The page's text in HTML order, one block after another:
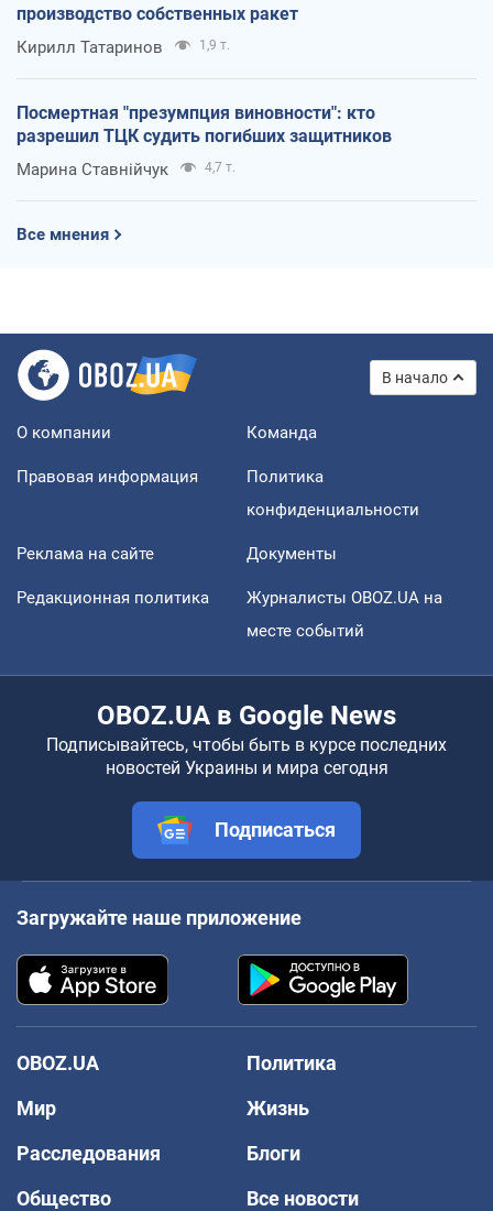
производство собственных ракет
Кирилл Татаринов 1,9 т.
Посмертная "презумпция виновности": кто
разрешил ТЦК судить погибших защитников
Марина Ставнійчук 4,7 т.
Все мнения
В начало
О компании Команда
Правовая информация
Политика
конфиденциальности
Реклама на сайте Документы
Редакционная политика
Журналисты OBOZ.UA на
месте событий
OBOZ.UA в Google News
Подписывайтесь, чтобы быть в курсе последних
новостей Украины и мира сегодня
Подписаться
Загружайте наше приложение
OBOZ.UA
Политика
Мир
Жизнь
Расследования
Блоги
Общество
Все новости